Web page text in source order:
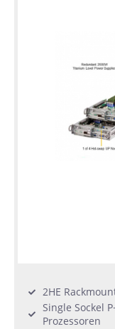
2HE
Single Sockel
Prozessoren